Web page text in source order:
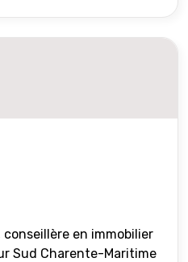
en immobilier
Sud Charente-Maritime